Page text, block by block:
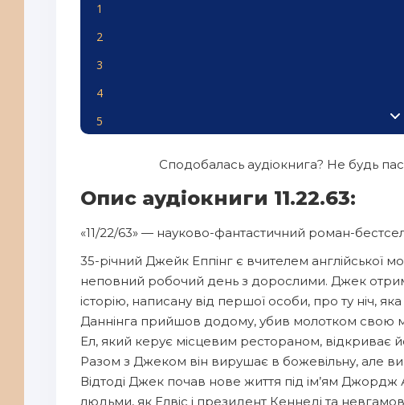
1
2
3
4
5
8
9
10
11
12
13
Сподобалась аудіокнига? Не будь
Опис аудіокниги 11.22.63:
«11/22/63» — науково-фантастичний роман-
35-річний Джейк Еппінг є вчителем
неповний робочий день з дорослими. Джек
історію, написану від першої особи, про ту ніч,
Даннінга прийшов додому, убив молотком свою
Ел, який керує місцевим рестораном, відкриває
Разом з Джеком він вирушає в божевільну, але
Відтоді Джек почав нове життя під ім’ям Джордж
людьми, як Елвіс і президент Кеннеді та